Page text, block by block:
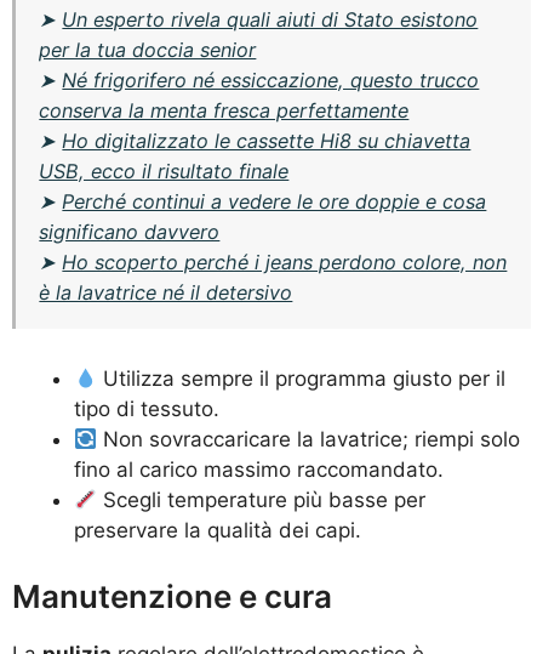
➤ Un esperto rivela quali aiuti di Stato esistono
per la tua doccia senior
➤ Né frigorifero né essiccazione, questo trucco
conserva la menta fresca perfettamente
➤ Ho digitalizzato le cassette Hi8 su chiavetta
USB, ecco il risultato finale
➤ Perché continui a vedere le ore doppie e cosa
significano davvero
➤ Ho scoperto perché i jeans perdono colore, non
è la lavatrice né il detersivo
Utilizza sempre il programma giusto per il
tipo di tessuto.
Non sovraccaricare la lavatrice; riempi solo
fino al carico massimo raccomandato.
Scegli temperature più basse per
preservare la qualità dei capi.
Manutenzione e cura